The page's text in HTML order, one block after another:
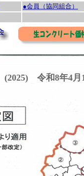
●会員（協同組合）
(2025) 令和8年4